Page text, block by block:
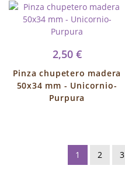
2,50 €
Pinza chupetero madera
50x34 mm - Unicornio-
Purpura
1 2 3